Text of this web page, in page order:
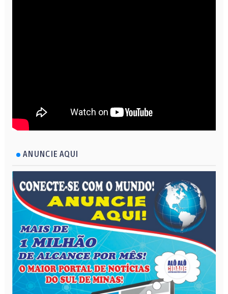
ANUNCIE AQUI